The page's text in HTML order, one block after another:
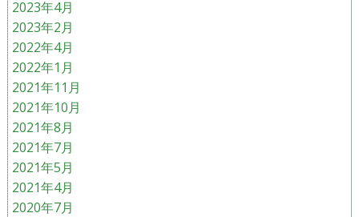
2023年4月
2023年2月
2022年4月
2022年1月
2021年11月
2021年10月
2021年8月
2021年7月
2021年5月
2021年4月
2020年7月